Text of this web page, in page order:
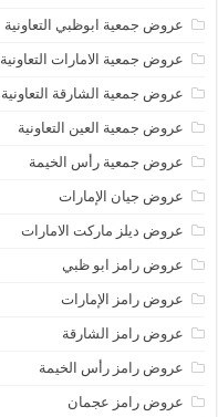
عروض جمعية ابوظبي التعاونية
عروض جمعية الامارات التعاونية
عروض جمعية الشارقة التعاونية
عروض جمعية العين التعاونية
عروض جمعية رأس الخيمة
عروض جيان الإمارات
عروض ديلز ماركت الامارات
عروض رامز ابو ظبي
عروض رامز الإمارات
عروض رامز الشارقة
عروض رامز رأس الخيمة
عروض رامز عجمان